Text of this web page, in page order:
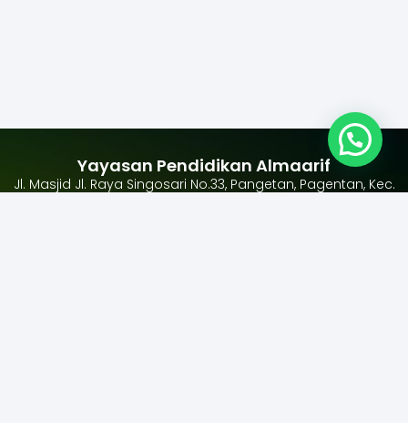
Yayasan Pendidikan Almaarif
Jl. Masjid Jl. Raya Singosari No.33, Pangetan, Pagentan, Kec.